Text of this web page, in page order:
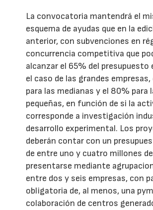
La convocatoria mantendrá el
esquema de ayudas que en la
anterior, con subvenciones en
concurrencia competitiva que
alcanzar el 65% del presupuesto
el caso de las grandes empresas,
para las medianas y el 80% para
pequeñas, en función de si la
corresponde a investigación
desarrollo experimental. Los
deberán contar con un
de entre uno y cuatro millones
presentarse mediante
entre dos y seis empresas, con
obligatoria de, al menos, una
colaboración de centros